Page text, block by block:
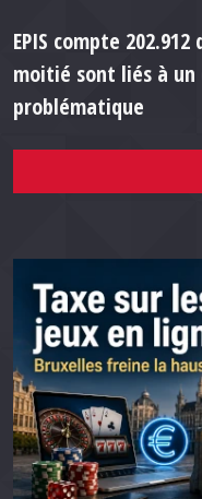
EPIS compte
moitié sont liés à
problématique